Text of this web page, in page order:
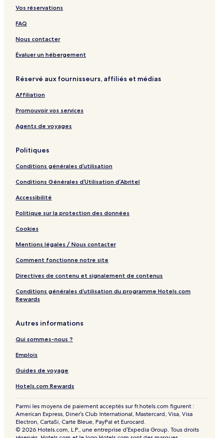
a
m
o
d
a
i
s
t
H
o
s
a
n
d
C
n
r
n
c
e
C
t
e
s
t
l
a
e
H
o
u
s
u
n
t
r
M
o
Vos réservations
FAQ
Nous contacter
Évaluer un hébergement
Réservé aux fournisseurs, affiliés et médias
Affiliation
Promouvoir vos services
Agents de voyages
Politiques
Conditions générales d’utilisation
Conditions Générales d’Utilisation d’Abritel
Accessibilité
Politique sur la protection des données
Cookies
Mentions légales / Nous contacter
Comment fonctionne notre site
Directives de contenu et signalement de contenus
Conditions générales d’utilisation du programme Hotels.com
Rewards
Autres informations
Qui sommes-nous ?
Emplois
Guides de voyage
Hotels.com Rewards
Parmi les moyens de paiement acceptés sur fr.hotels.com figurent :
American Express, Diner’s Club International, Mastercard, Visa, Visa
Electron, CartaSi, Carte Bleue, PayPal et Eurocard.
© 2026 Hotels.com, L.P., une entreprise d’Expedia Group. Tous droits